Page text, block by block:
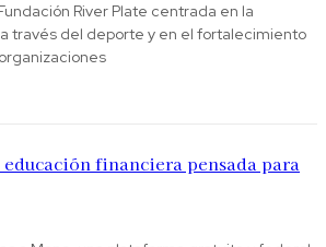
River Plate centrada en la
través del deporte y en el fortalecimiento
financiera pensada para